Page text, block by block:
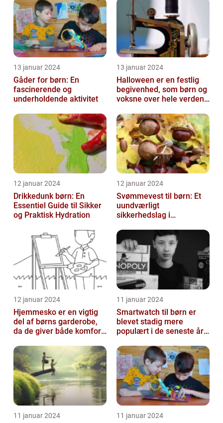
13 januar 2024
Gåder for børn: En
fascinerende og
underholdende aktivitet
13 januar 2024
Halloween er en festlig
begivenhed, som børn og
voksne over hele verden
12 januar 2024
Drikkedunk børn: En
Essentiel Guide til Sikker
og Praktisk Hydration
12 januar 2024
Svømmevest til børn: Et
uundværligt
sikkerhedslag i
12 januar 2024
Hjemmesko er en vigtig
del af børns garderobe,
da de giver både komfort
børnenes ...
11 januar 2024
Smartwatch til børn er
blevet stadig mere
populært i de seneste år,
mulighed f...
11 januar 2024 11 januar 2024